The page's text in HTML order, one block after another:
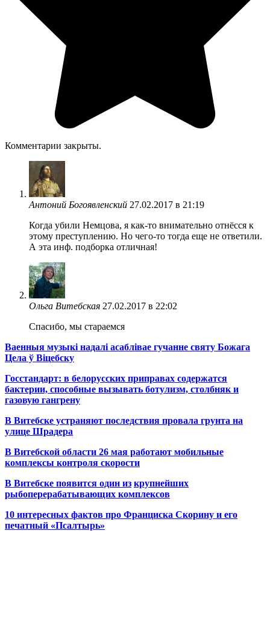
Комментарии закрыты.
Антоний Богоявленский 27.02.2017 в 21:19
Когда убили Немцова, я как-то внимательно отнёсся к
этому преступлению. Но чего-то тогда еще не ответили.
А эта инф. подборка отличная!
Ольга Витебская 27.02.2017 в 22:02
Спасибо, мы стараемся
Ваенныя музыкі надалі асаблівае гучанне святу Божага
Цела ў Віцебску
Госстандарт: в белорусских приправах содержатся
бактерии, способные вызывать ботулизм, столбняк и
газовую гангрену
В Витебске устраняют последствия провала грунта на
улице Шрадера
В Витебской области 26 мая работают мобильные
комплексы контроля скорости
В Витебске появится один из крупнейших
рыбоперерабатывающих комплексов
10 интересных фактов про Франциска Скорину и его
печатный «Псалтырь»